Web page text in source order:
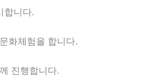
합니다.
화체험을 합니다.
진행합니다.